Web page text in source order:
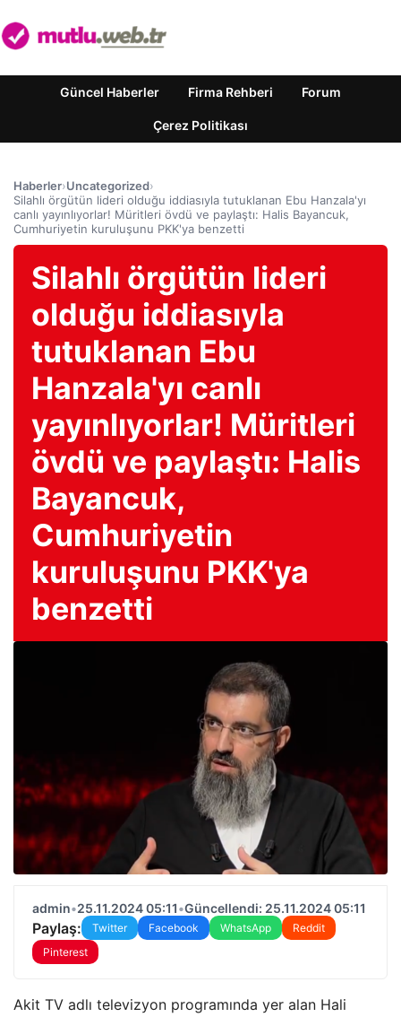
Güncel Haberler Firma Rehberi Forum
Çerez Politikası
Haberler›Uncategorized›
Silahlı örgütün lideri olduğu iddiasıyla tutuklanan Ebu Hanzala'yı
canlı yayınlıyorlar! Müritleri övdü ve paylaştı: Halis Bayancuk,
Cumhuriyetin kuruluşunu PKK'ya benzetti
Silahlı örgütün lideri
olduğu iddiasıyla
tutuklanan Ebu
Hanzala'yı canlı
yayınlıyorlar! Müritleri
övdü ve paylaştı: Halis
Bayancuk,
Cumhuriyetin
kuruluşunu PKK'ya
benzetti
admin•25.11.2024 05:11•Güncellendi: 25.11.2024 05:11
Paylaş: Twitter Facebook WhatsApp
Reddit
Pinterest
Akit TV adlı televizyon programında yer alan Hali